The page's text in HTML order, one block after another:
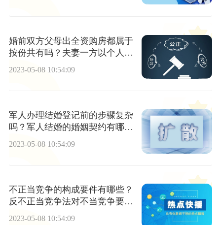
婚前双方父母出全资购房都属于
按份共有吗？夫妻一方以个人财
2023-05-08 10:54:09
军人办理结婚登记前的步骤复杂
吗？军人结婚的婚姻契约有哪些
要求？
2023-05-08 10:54:09
不正当竞争的构成要件有哪些？
反不正当竞争法对不当竞争要件
有什么规定？
2023-05-08 10:54:09